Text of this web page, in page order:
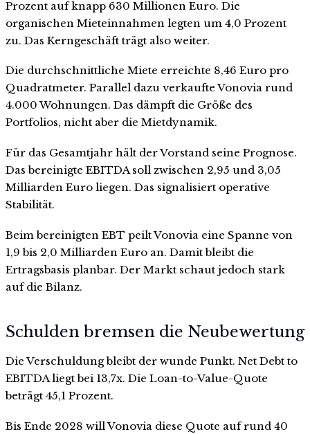
Prozent auf knapp 630 Millionen Euro. Die
organischen Mieteinnahmen legten um 4,0 Prozent
zu. Das Kerngeschäft trägt also weiter.
Die durchschnittliche Miete erreichte 8,46 Euro pro
Quadratmeter. Parallel dazu verkaufte Vonovia rund
4.000 Wohnungen. Das dämpft die Größe des
Portfolios, nicht aber die Mietdynamik.
Für das Gesamtjahr hält der Vorstand seine Prognose.
Das bereinigte EBITDA soll zwischen 2,95 und 3,05
Milliarden Euro liegen. Das signalisiert operative
Stabilität.
Beim bereinigten EBT peilt Vonovia eine Spanne von
1,9 bis 2,0 Milliarden Euro an. Damit bleibt die
Ertragsbasis planbar. Der Markt schaut jedoch stark
auf die Bilanz.
Schulden bremsen die Neubewertung
Die Verschuldung bleibt der wunde Punkt. Net Debt to
EBITDA liegt bei 13,7x. Die Loan-to-Value-Quote
beträgt 45,1 Prozent.
Bis Ende 2028 will Vonovia diese Quote auf rund 40